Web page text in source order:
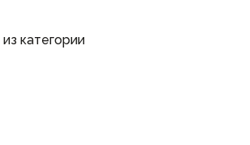
категории